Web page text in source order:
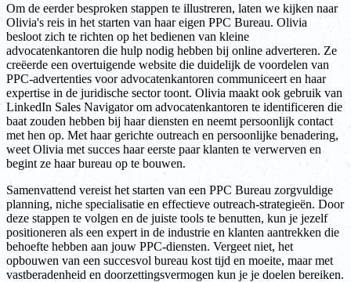
Om de eerder besproken stappen te illustreren, laten we kijken naar
Olivia's reis in het starten van haar eigen PPC Bureau. Olivia
besloot zich te richten op het bedienen van kleine
advocatenkantoren die hulp nodig hebben bij online adverteren. Ze
creëerde een overtuigende website die duidelijk de voordelen van
PPC-advertenties voor advocatenkantoren communiceert en haar
expertise in de juridische sector toont. Olivia maakt ook gebruik van
LinkedIn Sales Navigator om advocatenkantoren te identificeren die
baat zouden hebben bij haar diensten en neemt persoonlijk contact
met hen op. Met haar gerichte outreach en persoonlijke benadering,
weet Olivia met succes haar eerste paar klanten te verwerven en
begint ze haar bureau op te bouwen.
Samenvattend vereist het starten van een PPC Bureau zorgvuldige
planning, niche specialisatie en effectieve outreach-strategieën. Door
deze stappen te volgen en de juiste tools te benutten, kun je jezelf
positioneren als een expert in de industrie en klanten aantrekken die
behoefte hebben aan jouw PPC-diensten. Vergeet niet, het
opbouwen van een succesvol bureau kost tijd en moeite, maar met
vastberadenheid en doorzettingsvermogen kun je je doelen bereiken.